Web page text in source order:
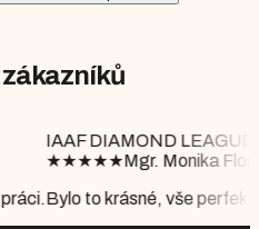
BRUSSELS
Floriánová
perfektně připraveno, počasí